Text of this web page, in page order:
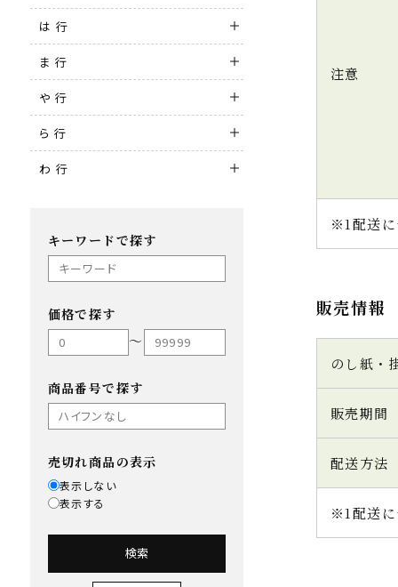
は 行
ま 行
や 行
ら 行
わ 行
キーワードで探す
価格で探す
〜
商品番号で探す
売切れ商品の表示
表示しない
表示する
検索
注意
※1配送
販売情報
のし紙・
販売期間
配送方法
※1配送